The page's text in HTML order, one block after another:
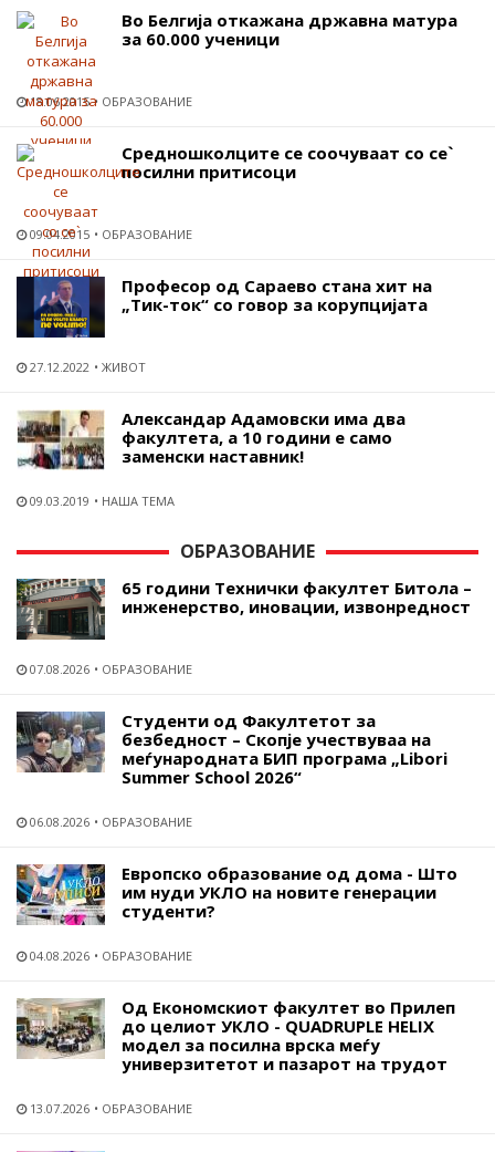
Во Белгија откажана државна матура
за 60.000 ученици
18.06.2015 ОБРАЗОВАНИЕ
Средношколците се соочуваат со се`
посилни притисоци
09.04.2015 ОБРАЗОВАНИЕ
Професор од Сараево стана хит на
„Тик-ток“ со говор за корупцијата
27.12.2022 ЖИВОТ
Александар Адамовски има два
факултета, а 10 години е само
заменски наставник!
09.03.2019 НАША ТЕМА
ОБРАЗОВАНИЕ
65 години Технички факултет Битола –
инженерство, иновации, извонредност
07.08.2026 ОБРАЗОВАНИЕ
Студенти од Факултетот за
безбедност – Скопје учествуваа на
меѓународната БИП програма „Libori
Summer School 2026“
06.08.2026 ОБРАЗОВАНИЕ
Европско образование од дома - Што
им нуди УКЛО на новите генерации
студенти?
04.08.2026 ОБРАЗОВАНИЕ
Од Економскиот факултет во Прилеп
до целиот УКЛО - QUADRUPLE HELIX
модел за посилна врска меѓу
универзитетот и пазарот на трудот
13.07.2026 ОБРАЗОВАНИЕ